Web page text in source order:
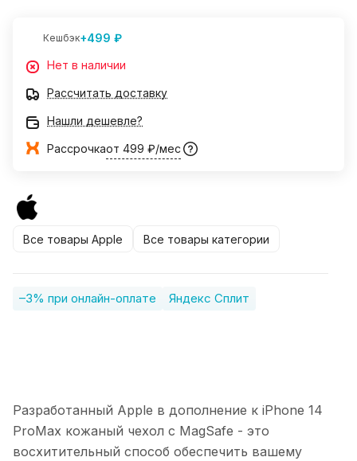
Кешбэк+499 ₽
Нет в наличии
Рассчитать доставку
Нашли дешевле?
Рассрочкаот 499 ₽/мес
Все товары Apple Все товары категории
–3% при онлайн-оплате Яндекс Сплит
Разработанный Apple в дополнение к iPhone 14
ProMax кожаный чехол с MagSafe - это
восхитительный способ обеспечить вашему